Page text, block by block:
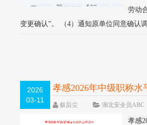
劳动
变更确认”。 （4）通知原单位同意确认
2026
03-11
孝感2026年中级职称
叙后尘 湖北安全员ABC
孝感